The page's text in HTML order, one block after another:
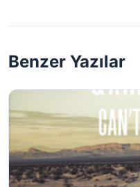
Benzer Yazılar